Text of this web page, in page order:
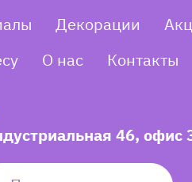
Декорации
О нас Контакты
46, офис